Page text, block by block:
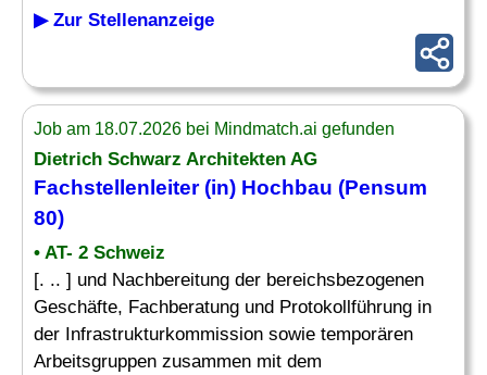
▶ Zur Stellenanzeige
Job am 18.07.2026 bei Mindmatch.ai gefunden
Dietrich Schwarz Architekten AG
Fachstellenleiter (in) Hochbau (Pensum
80)
• AT- 2 Schweiz
[. .. ] und Nachbereitung der bereichsbezogenen
Geschäfte, Fachberatung und Protokollführung in
der Infrastrukturkommission sowie temporären
Arbeitsgruppen zusammen mit dem